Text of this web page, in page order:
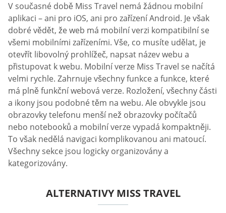
V současné době Miss Travel nemá žádnou mobilní
aplikaci – ani pro iOS, ani pro zařízení Android. Je však
dobré vědět, že web má mobilní verzi kompatibilní se
všemi mobilními zařízeními. Vše, co musíte udělat, je
otevřít libovolný prohlížeč, napsat název webu a
přistupovat k webu. Mobilní verze Miss Travel se načítá
velmi rychle. Zahrnuje všechny funkce a funkce, které
má plně funkční webová verze. Rozložení, všechny části
a ikony jsou podobné těm na webu. Ale obvykle jsou
obrazovky telefonu menší než obrazovky počítačů
nebo notebooků a mobilní verze vypadá kompaktněji.
To však nedělá navigaci komplikovanou ani matoucí.
Všechny sekce jsou logicky organizovány a
kategorizovány.
ALTERNATIVY MISS TRAVEL